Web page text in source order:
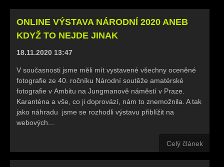
ONLINE VÝSTAVA NÁRODNÍ 2020 ANEB
KDYŽ TO NEJDE JINAK
18.11.2020 13:47
V současnosti jsme měli mít vystavené všechny oceněné
fotografie ze 40. ročníku Národní soutěže amatérské
fotografie v Ambitu na Jungmanově náměstí v Praze.
Karanténa a vše, co ji doprovází, nám to znemožnila. A tak
jako náhradu jsme se rozhodli výstavu přiblížit na
webových...
Celý článek